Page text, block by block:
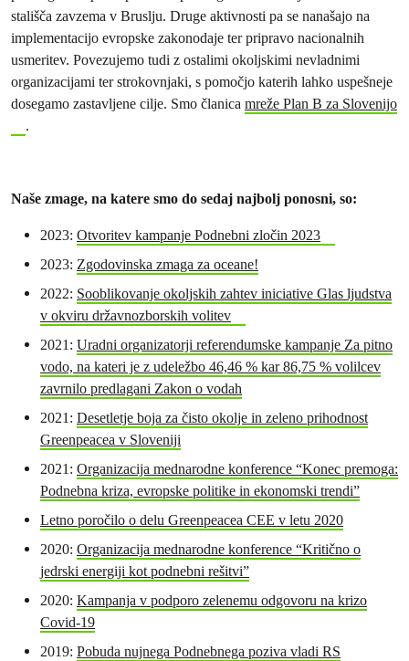
stališča zavzema v Bruslju. Druge aktivnosti pa se nanašajo na
implementacijo evropske zakonodaje ter pripravo nacionalnih
usmeritev. Povezujemo tudi z ostalimi okoljskimi nevladnimi
organizacijami ter strokovnjaki, s pomočjo katerih lahko uspešneje
dosegamo zastavljene cilje. Smo članica mreže Plan B za Slovenijo
.
Naše zmage, na katere smo do sedaj najbolj ponosni, so:
2023: Otvoritev kampanje Podnebni zločin 2023
2023: Zgodovinska zmaga za oceane!
2022: Sooblikovanje okoljskih zahtev iniciative Glas ljudstva
v okviru državnozborskih volitev
2021: Uradni organizatorji referendumske kampanje Za pitno
vodo, na kateri je z udeležbo 46,46 % kar 86,75 % volilcev
zavrnilo predlagani Zakon o vodah
2021: Desetletje boja za čisto okolje in zeleno prihodnost
Greenpeacea v Sloveniji
2021: Organizacija mednarodne konference “Konec premoga:
Podnebna kriza, evropske politike in ekonomski trendi”
Letno poročilo o delu Greenpeacea CEE v letu 2020
2020: Organizacija mednarodne konference “Kritično o
jedrski energiji kot podnebni rešitvi”
2020: Kampanja v podporo zelenemu odgovoru na krizo
Covid-19
2019: Pobuda nujnega Podnebnega poziva vladi RS